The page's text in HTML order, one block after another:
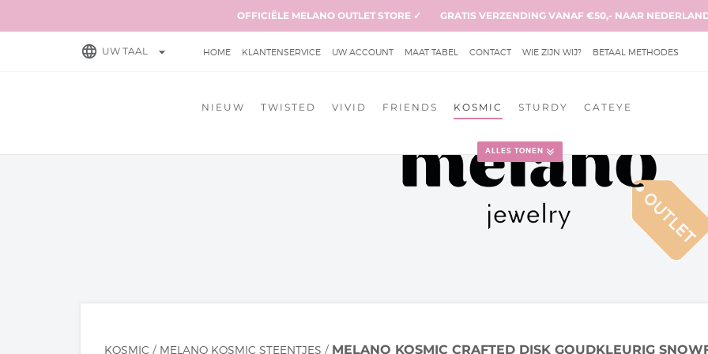
OFFICIËLE MELANO OUTLET STORE ✓ GRATIS VERZENDING VANAF €50,- NAAR
language UW TAAL arrow_drop_down HOME KLANTENSERVICE UW ACCOUNT MAAT TABEL CONTACT WIE ZIJN WIJ? BETAAL METHODES
NIEUW TWISTED VIVID FRIENDS KOSMIC STURDY CATEYE
ALLES TONEN
KOSMIC / MELANO KOSMIC STEENTJES / MELANO KOSMIC CRAFTED DISK GOUDKLEURIG